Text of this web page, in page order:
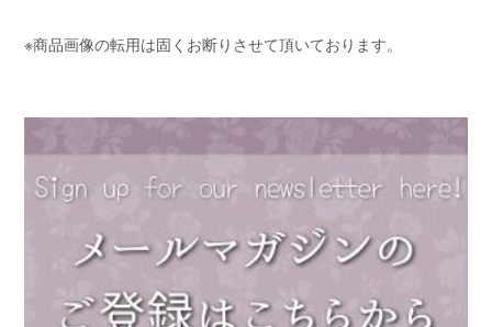
※商品画像の転用は固くお断りさせて頂いております。